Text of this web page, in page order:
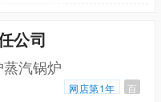
公司
汽锅炉
网店第1年 百